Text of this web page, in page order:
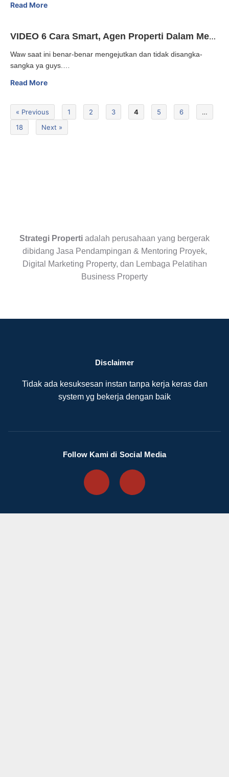
Read More
VIDEO 6 Cara Smart, Agen Properti Dalam Menghadap Situasi Sekarang Ini! Strategi Sukses Bisnis Property
Waw saat ini benar-benar mengejutkan dan tidak disangka-
sangka ya guys.…
Read More
« Previous 1 2 3 4 5 6
…
18
Next »
Strategi Properti adalah perusahaan yang bergerak
dibidang Jasa Pendampingan & Mentoring Proyek,
Digital Marketing Property, dan Lembaga Pelatihan
Business Property
Disclaimer
Tidak ada kesuksesan instan tanpa kerja keras dan
system yg bekerja dengan baik
Follow Kami di Social Media